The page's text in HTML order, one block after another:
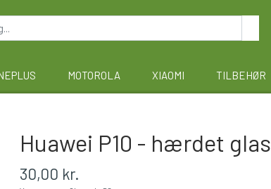
MOTOROLA XIAOMI TILBEHØR
Huawei P10 - hærdet glas
30,00 kr.